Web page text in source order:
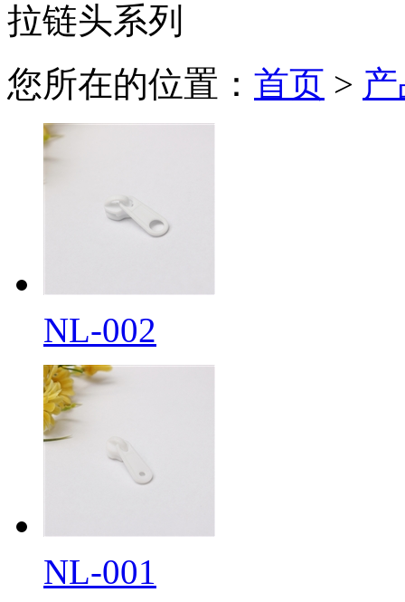
拉链头系列
您所在的位置： 首页 >
NL-002
NL-001